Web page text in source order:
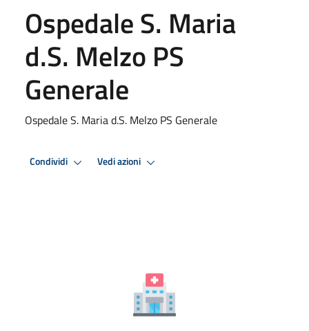
Ospedale S. Maria
d.S. Melzo PS
Generale
Ospedale S. Maria d.S. Melzo PS Generale
Condividi Vedi azioni